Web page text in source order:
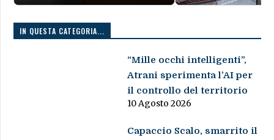
IN QUESTA CATEGORIA...
“Mille occhi intelligenti”,
Atrani sperimenta l’AI per
il controllo del territorio
10 Agosto 2026
Capaccio Scalo, smarrito il